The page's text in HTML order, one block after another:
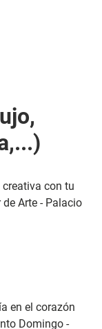
con tu
Arte - Palacio
en el corazón
Domingo -